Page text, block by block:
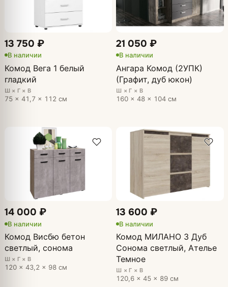
13 750 ₽
В наличии
Комод Вега 1 белый
гладкий
Ш × Г × В
75 × 41,7 × 112 см
21 050 ₽
В наличии
Ангара Комод (2УПК)
(Графит, дуб юкон)
Ш × Г × В
160 × 48 × 104 см
14 000 ₽
В наличии
Комод Висбю бетон
светлый, сонома
Ш × Г × В
120 × 43,2 × 98 см
13 600 ₽
В наличии
Комод МИЛАНО 3 Дуб
Сонома светлый, Ателье
Темное
Ш × Г × В
120,6 × 45 × 89 см